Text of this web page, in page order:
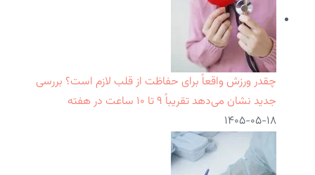
چقدر ورزش واقعاً برای حفاظت از قلب لازم است؟ بررسی
جدید نشان می‌دهد تقریباً ۹ تا ۱۰ ساعت در هفته
۱۴۰۵-۰۵-۱۸